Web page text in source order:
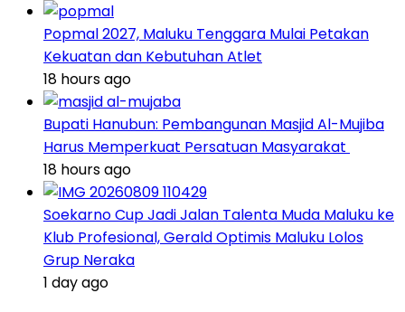
Popmal 2027, Maluku Tenggara Mulai Petakan
Kekuatan dan Kebutuhan Atlet
18 hours ago
Bupati Hanubun: Pembangunan Masjid Al-Mujiba
Harus Memperkuat Persatuan Masyarakat
18 hours ago
Soekarno Cup Jadi Jalan Talenta Muda Maluku ke
Klub Profesional, Gerald Optimis Maluku Lolos
Grup Neraka
1 day ago